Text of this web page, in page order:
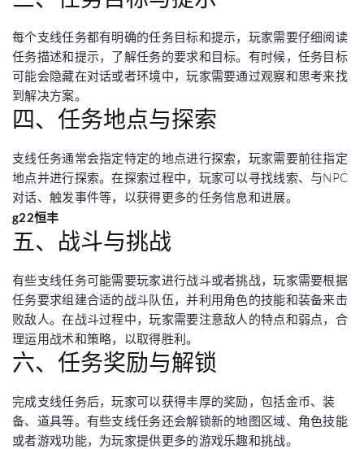
每个支线任务都有明确的任务目标和提示，玩家需要仔细阅读
任务描述和提示，了解任务的要求和目标。有时候，任务目标
可能会隐藏在对话或者环境中，玩家需要通过观察和思考来找
到解决方案。
四、任务地点与探索
支线任务通常会指定特定的地点进行探索，玩家需要前往指定
地点并进行探索。在探索过程中，玩家可以寻找线索、与NPC
对话、触发事件等，以获得更多的任务信息和进展。
g22恒丰
五、战斗与挑战
有些支线任务可能需要玩家进行战斗或者挑战，玩家需要根据
任务要求组建合适的战斗队伍，并利用角色的技能和装备来击
败敌人。在战斗过程中，玩家需要注意敌人的特点和弱点，合
理运用战术和策略，以取得胜利。
六、任务奖励与解锁
完成支线任务后，玩家可以获得丰厚的奖励，包括金币、装
备、道具等。有些支线任务还会解锁新的地图区域、角色技能
或者游戏功能，为玩家提供更多的游戏乐趣和挑战。